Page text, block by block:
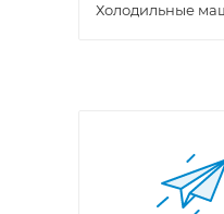
Холодильные